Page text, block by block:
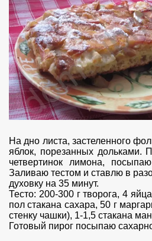
На дно листа, застеленного
яблок, порезанных дольками.
четвертинок лимона,
Заливаю тестом и ставлю в
духовку на 35 минут.
Тесто: 200-300 г творога, 4
пол стакана сахара, 50 г
стенку чашки), 1-1,5 стакана
Готовый пирог посыпаю